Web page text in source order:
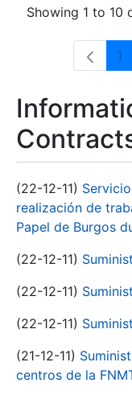
Showing 1 to 10
1
(22-12-11)
realización de
Papel de Burgos
(22-12-11)
(22-12-11)
(22-12-11)
(21-12-11)
centros de la